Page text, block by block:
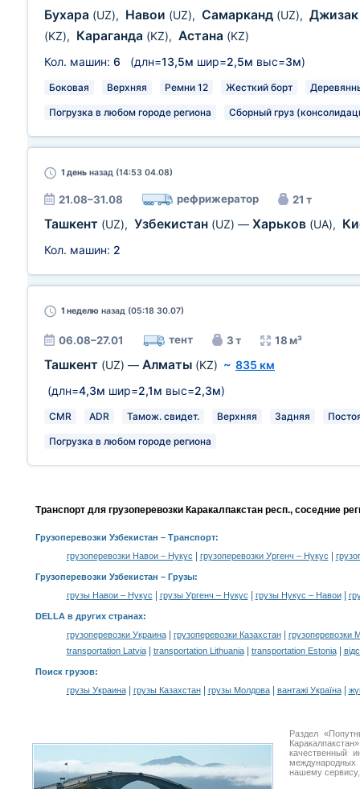
Бухара (UZ), Навои (UZ), Самарканд (UZ),
(KZ), Караганда (KZ), Астана (KZ)
Кол. машин: 6 (длн=13,5м шир=2,5м выс=3м)
Боковая Верхняя Ремни 12 Жесткий борт
Погрузка в любом городе региона Сборный груз
1 день назад (14:53 04.08)
21.08–31.08 рефрижератор 21 т
Ташкент (UZ), Узбекистан (UZ) — Харьков (UA),
Кол. машин: 2
1 неделю назад (05:18 30.07)
06.08–27.01 тент 3 т 18 м³
Ташкент (UZ) — Алматы (KZ) ~ 835 км
(длн=4,3м шир=2,1м выс=2,3м)
CMR ADR Тамож. свидет. Верхняя Задняя
Погрузка в любом городе региона
Транспорт для грузоперевозки Каракалпакстан респ., соседние
Грузоперевозки Узбекистан – Транспорт:
грузоперевозки Навои – Нукус
грузоперевозки Ургенч – Нукус
Грузоперевозки Узбекистан – Грузы:
грузы Навои – Нукус
грузы Ургенч – Нукус грузы Нукус – Навои|
DELLA в других странах:
грузоперевозки Украина| грузоперевозки Казахстан|
грузоперевозки
transportation Latvia| transportation Lithuania| transportation Estonia|
Поиск грузов:
грузы Украина| грузы Казахстан| грузы Молдова| вантажі Україна|
Раздел
качественный
международных
нашему